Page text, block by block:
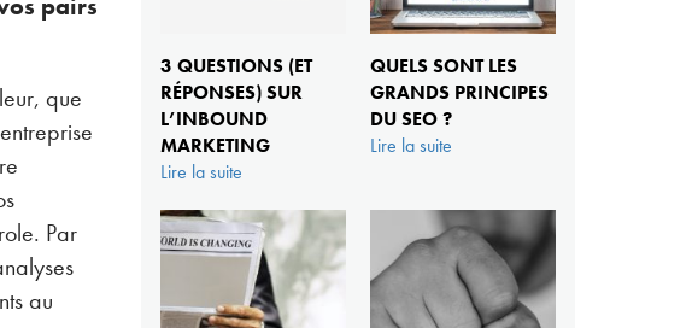
que
Par
au
3 QUESTIONS (ET
RÉPONSES) SUR
L’INBOUND
MARKETING
Lire la suite
QUELS SONT LES
GRANDS PRINCIPES
DU SEO ?
Lire la suite